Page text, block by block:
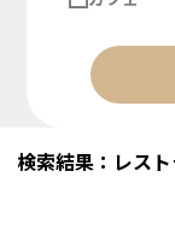
検索結果：レス